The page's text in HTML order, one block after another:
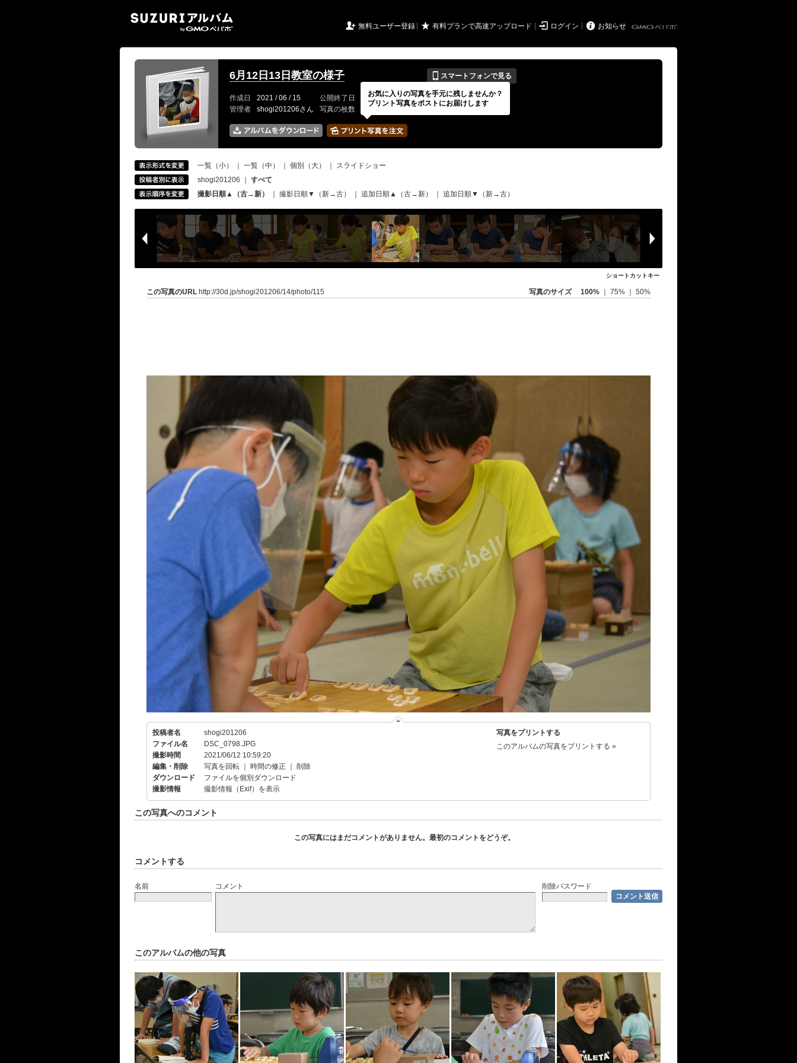
 無料ユーザー登録 ★ 有料プランで高速アップロード  ログイン  お知らせ
6月12日13日教室の様子 📱 スマートフォンで見る
作成日 2021 / 06 / 15 公開終了日 無期限 イベントの期間
---
管理者
shogi201206さん 写真の枚数 146 / 150枚
一覧（小） 一覧（中） 個別（大）
スライドショー
shogi201206
すべて
撮影日順▲（古→新）
撮影日順▼（新→古） 追加日順▲（古→新） 追加日順▼（新→古）
ショートカットキー
この写真のURL http://30d.jp/shogi201206/14/photo/115 写真のサイズ 100% 75% 50%
投稿者名
shogi201206
ファイル名
DSC_0798.JPG
撮影時間
2021/06/12 10:59:20
編集・削除
写真を回転 時間の修正
削除
ダウンロード
ファイルを個別ダウンロード
撮影情報
撮影情報（Exif）を表示
写真をプリントする
このアルバムの写真をプリントする »
この写真へのコメント
この写真にはまだコメントがありません。最初のコメントをどうぞ。
コメントする
名前 コメント 削除パスワード
このアルバムの他の写真
お気に入りの写真を手元に残しませんか？
プリント写真をポストにお届けします